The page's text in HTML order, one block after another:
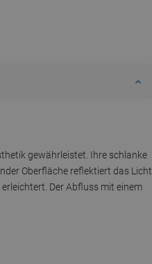
gewährleistet. Ihre schlanke
Oberfläche reflektiert das Licht
Der Abfluss mit einem